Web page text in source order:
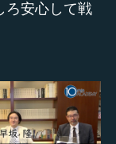
ろ安心して戦